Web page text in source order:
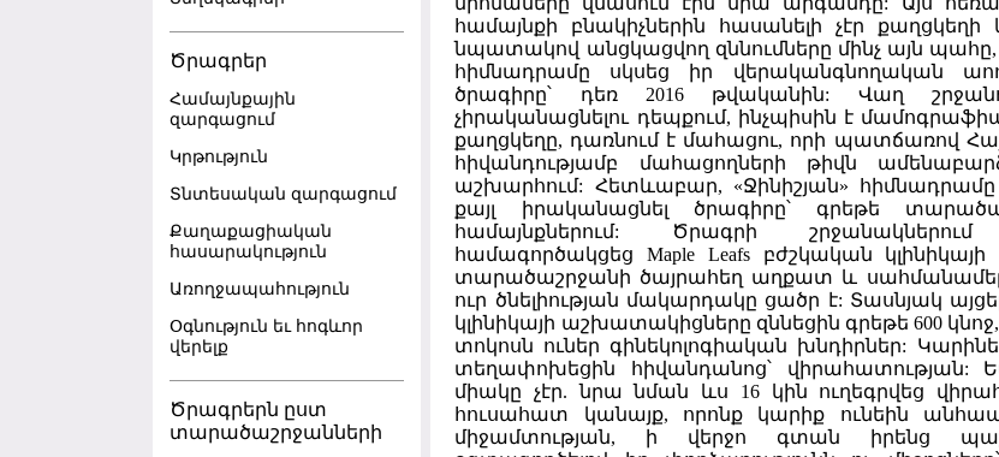
Ծրագրեր
Համայնքային
զարգացում
Կրթություն
Տնտեսական զարգացում
Քաղաքացիական
հասարակություն
Առողջապահություն
Օգնություն եւ հոգևոր
վերելք
Ծրագրերն ըստ
տարածաշրջանների
համայնքի բնակիչներին հասանելի չէր
նպատակով անցկացվող զննումները մինչ այն պահը,
հիմնադրամը սկսեց իր վերականգնողական
ծրագիրը՝ դեռ 2016 թվականին: Վաղ
չիրականացնելու դեպքում, ինչպիսին է
քաղցկեղը, դառնում է մահացու, որի պատճառով
հիվանդությամբ մահացողների թիվն
աշխարհում: Հետևաբար, «Ջինիշյան» հիմնադրամը
քայլ իրականացնել ծրագիրը՝ գրեթե
համայնքներում: Ծրագրի
համագործակցեց Maple Leafs բժշկական
տարածաշրջանի ծայրահեղ աղքատ և
ուր ծնելիության մակարդակը ցածր է: Տասնյակ
կլինիկայի աշխատակիցները զննեցին գրեթե 600
տոկոսն ուներ գինեկոլոգիական խնդիրներ:
տեղափոխեցին հիվանդանոց՝ վիրահատության:
միակը չէր. նրա նման ևս 16 կին ուղեգրվեց
հուսահատ կանայք, որոնք կարիք ունեին
միջամտության, ի վերջո գտան իրենց